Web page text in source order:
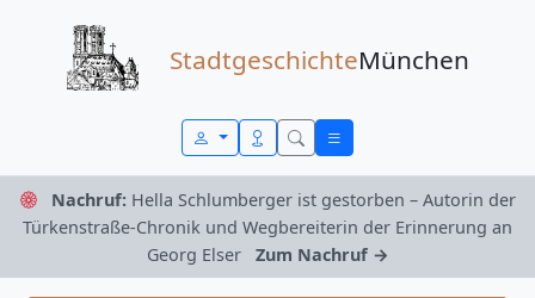
StadtgeschichteMünchen
Nachruf: Hella Schlumberger ist gestorben – Autorin der
Türkenstraße-Chronik und Wegbereiterin der Erinnerung an
Georg Elser
Zum Nachruf →